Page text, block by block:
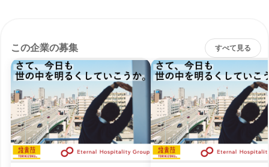
この企業の募集 すべて見る